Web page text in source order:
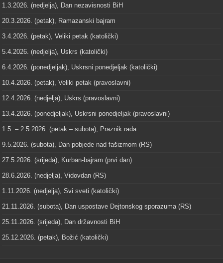
1.3.2026. (nedjelja), Dan nezavisnosti BiH
20.3.2026. (petak), Ramazanski bajram
3.4.2026. (petak), Veliki petak (katolički)
5.4.2026. (nedjelja), Uskrs (katolički)
6.4.2026. (ponedjeljak), Uskrsni ponedjeljak (katolički)
10.4.2026. (petak), Veliki petak (pravoslavni)
12.4.2026. (nedjelja), Uskrs (pravoslavni)
13.4.2026. (ponedjeljak), Uskrsni ponedjeljak (pravoslavni)
1.5. – 2.5.2026. (petak – subota), Praznik rada
9.5.2026. (subota), Dan pobjede nad fašizmom (RS)
27.5.2026. (srijeda), Kurban-bajram (prvi dan)
28.6.2026. (nedjelja), Vidovdan (RS)
1.11.2026. (nedjelja), Svi sveti (katolički)
21.11.2026. (subota), Dan uspostave Dejtonskog sporazuma (RS)
25.11.2026. (srijeda), Dan državnosti BiH
25.12.2026. (petak), Božić (katolički)